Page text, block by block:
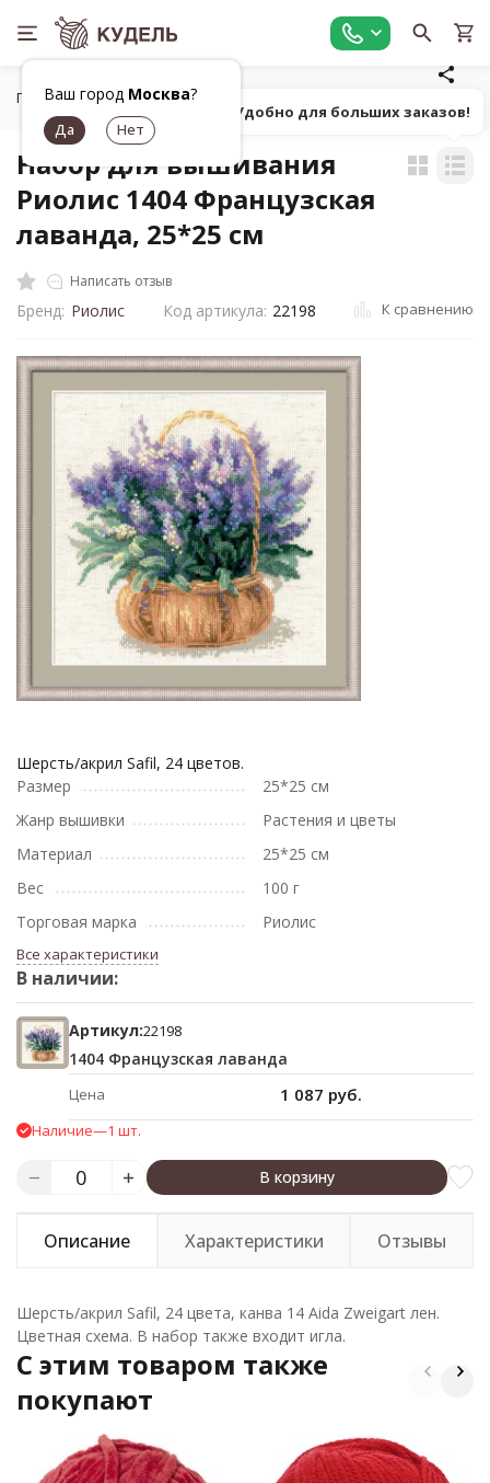
Ваш город Москва?
Главная Товары для вышивания
Набор для вышивания
Риолис 1404 Французская
лаванда, 25*25 см
Написать отзыв
Бренд: Риолис Код артикула: 22198 К сравнению
Шерсть/акрил Safil, 24 цветов.
Размер
25*25 см
Жанр вышивки
Растения и цветы
Материал
25*25 см
Вес
100 г
Торговая марка
Риолис
Все характеристики
В наличии:
Артикул:22198
1404 Французская лаванда
Цена 1 087 руб.
Наличие—1 шт.
В корзину
Описание Характеристики Отзывы
Шерсть/акрил Safil, 24 цвета, канва 14 Aida Zweigart лен.
Цветная схема. В набор также входит игла.
C этим товаром также
покупают
Попробуй! Удобно для больших заказов!